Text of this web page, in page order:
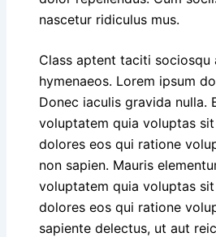
nascetur ridiculus mus.
Class aptent taciti
hymenaeos. Lorem ipsum
Donec iaculis gravida nulla.
voluptatem quia voluptas
dolores eos qui ratione
non sapien. Mauris
voluptatem quia voluptas
dolores eos qui ratione
sapiente delectus, ut aut